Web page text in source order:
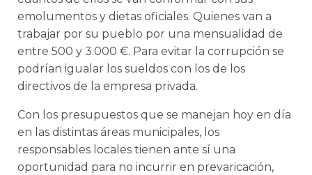
emolumentos y dietas oficiales. Quienes van a
trabajar por su pueblo por una mensualidad de
entre 500 y 3.000 €. Para evitar la corrupción se
podrían igualar los sueldos con los de los
directivos de la empresa privada.
Con los presupuestos que se manejan hoy en día
en las distintas áreas municipales, los
responsables locales tienen ante sí una
oportunidad para no incurrir en prevaricación,